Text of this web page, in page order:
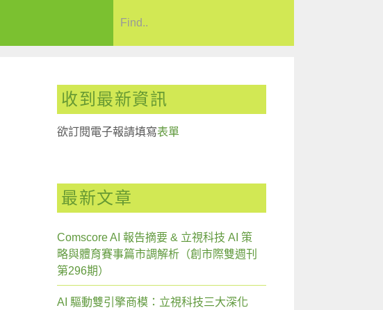
收到最新資訊
欲訂閱電子報請填寫表單
最新文章
Comscore AI 報告摘要 & 立視科技 AI 策
略與體育賽事篇市調解析（創市際雙週刊
第296期）
AI 驅動雙引擎商模：立視科技三大深化